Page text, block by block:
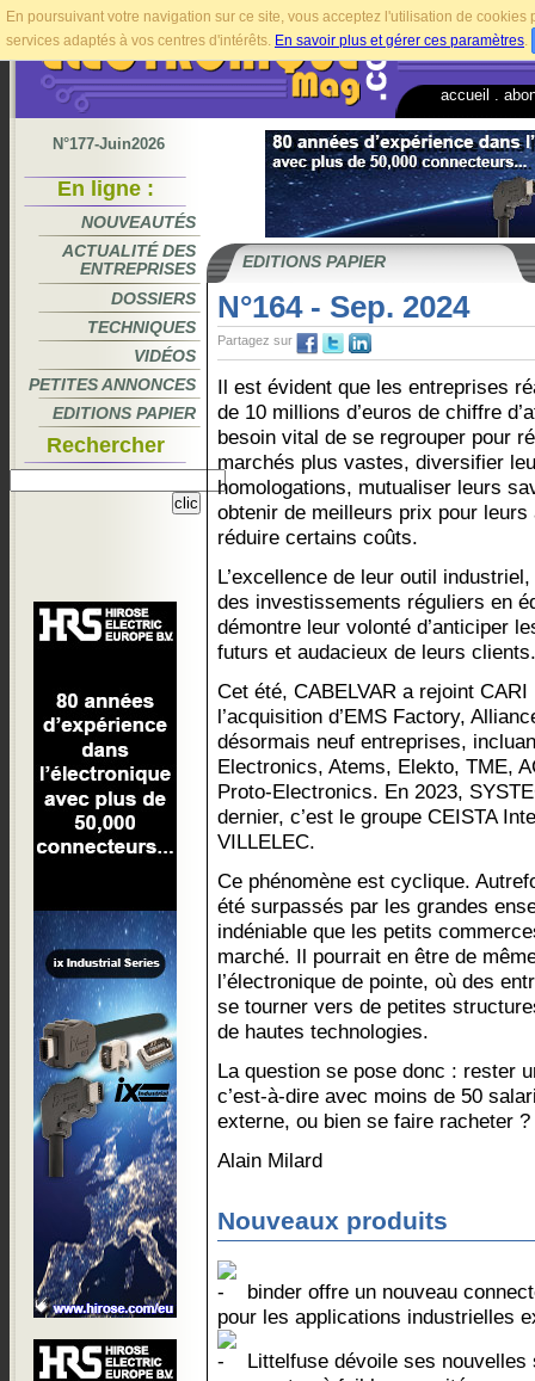
En poursuivant votre navigation sur ce site, vous acceptez l'utilisation de
services adaptés à vos centres d'intérêts. En savoir plus et gérer ces paramètres.
accueil
N°177-Juin2026
En ligne :
NOUVEAUTÉS
ACTUALITÉ DES
ENTREPRISES
DOSSIERS
TECHNIQUES
VIDÉOS
PETITES ANNONCES
EDITIONS PAPIER
Rechercher
EDITIONS PAPIER
N°164 - Sep. 2024
Partagez sur
Il est évident que les entreprises
de 10 millions d’euros de chiffre
besoin vital de se regrouper pour
marchés plus vastes, diversifier
homologations, mutualiser leurs
obtenir de meilleurs prix pour leurs
réduire certains coûts.
L’excellence de leur outil
des investissements réguliers en
démontre leur volonté d’anticiper
futurs et audacieux de leurs clients.
Cet été, CABELVAR a rejoint
l’acquisition d’EMS Factory,
désormais neuf entreprises,
Electronics, Atems, Elekto, TME,
Proto-Electronics. En 2023,
dernier, c’est le groupe CEISTA
VILLELEC.
Ce phénomène est cyclique.
été surpassés par les grandes
indéniable que les petits
marché. Il pourrait en être de
l’électronique de pointe, où des
se tourner vers de petites
de hautes technologies.
La question se pose donc : rester
c’est-à-dire avec moins de 50
externe, ou bien se faire racheter ?
Alain Milard
Nouveaux produits
binder offre un nouveau
pour les applications industrielles
Littelfuse dévoile ses nouvelles